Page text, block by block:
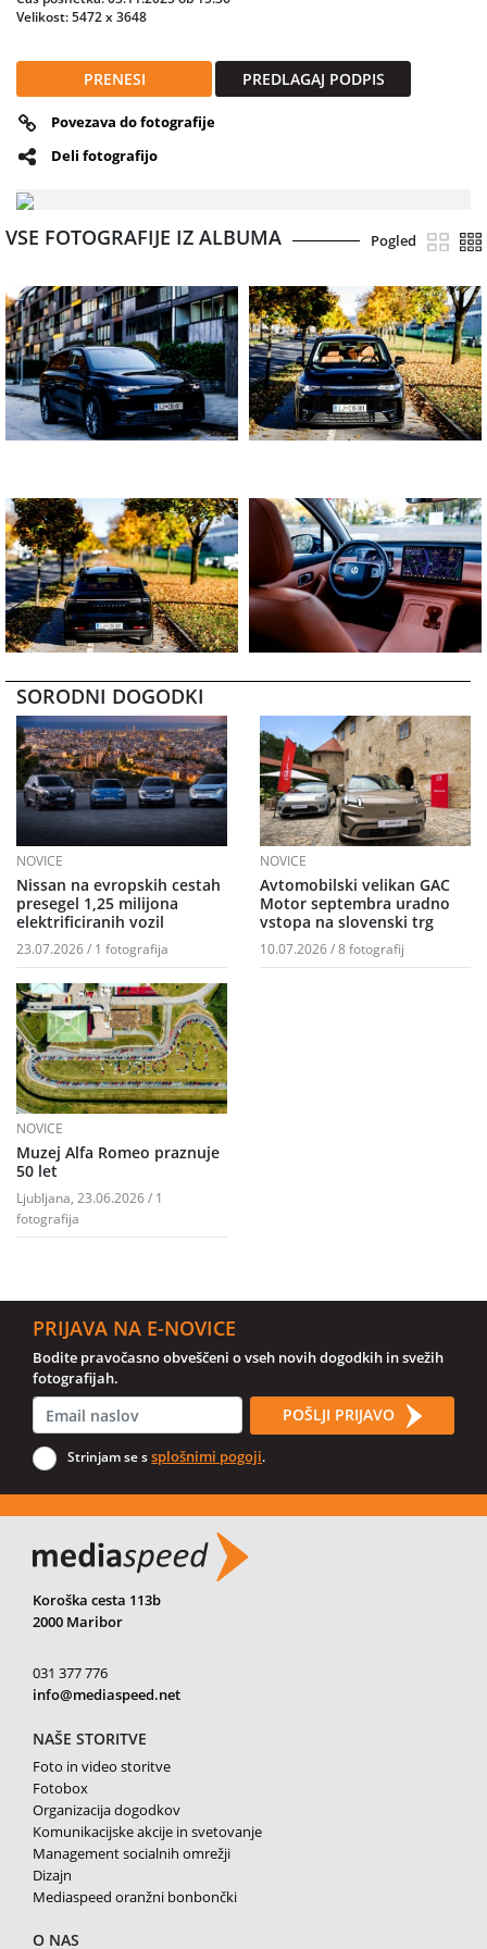
Velikost: 5472 x 3648
PRENESI PREDLAGAJ PODPIS
Povezava do fotografije
Deli fotografijo
VSE FOTOGRAFIJE IZ ALBUMA Pogled
SORODNI DOGODKI
NOVICE
Nissan na evropskih cestah
presegel 1,25 milijona
elektrificiranih vozil
23.07.2026 / 1 fotografija
NOVICE
Avtomobilski velikan GAC
Motor septembra uradno
vstopa na slovenski trg
10.07.2026 / 8 fotografij
NOVICE
Muzej Alfa Romeo praznuje
50 let
Ljubljana, 23.06.2026 / 1
fotografija
PRIJAVA NA E-NOVICE
Bodite pravočasno obveščeni o vseh novih dogodkih in svežih
fotografijah.
POŠLJI PRIJAVO
Strinjam se ssplošnimi pogoji.
Koroška cesta 113b
2000 Maribor
031 377 776
info@mediaspeed.net
NAŠE STORITVE
Foto in video storitve
Fotobox
Organizacija dogodkov
Komunikacijske akcije in svetovanje
Management socialnih omrežji
Dizajn
Mediaspeed oranžni bonbončki
O NAS